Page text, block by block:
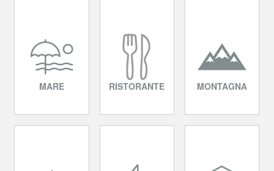
MARE RISTORANTE MONTAGNA